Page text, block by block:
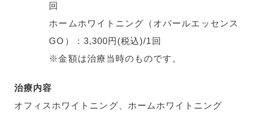
回
ホームホワイトニング（オパールエッセンス
GO）：3,300円(税込)/1回
※金額は治療当時のものです。
治療内容
オフィスホワイトニング、ホームホワイトニング